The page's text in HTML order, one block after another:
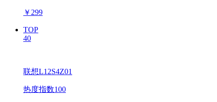
￥ 299
TOP
40
联想L12S4Z01
热度指数100